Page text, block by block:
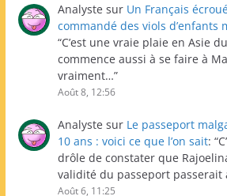
Analyste sur Un Français
commandé des viols d’enfants
“C’est une vraie plaie en Asie
commence aussi à se faire à
vraiment…”
Août 8, 12:56
Analyste sur Le passeport
10 ans : voici ce que l’on sait: “
drôle de constater que
validité du passeport passerait
Août 6, 11:25